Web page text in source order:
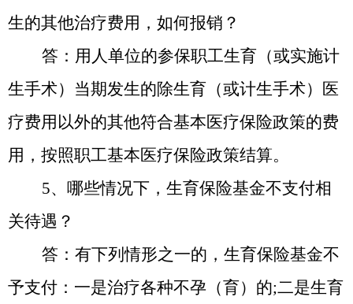
生的其他治疗费用，如何报销？
答：用人单位的参保职工生育（或实施计
生手术）当期发生的除生育（或计生手术）医
疗费用以外的其他符合基本医疗保险政策的费
用，按照职工基本医疗保险政策结算。
5、哪些情况下，生育保险基金不支付相
关待遇？
答：有下列情形之一的，生育保险基金不
予支付：一是治疗各种不孕（育）的;二是生育